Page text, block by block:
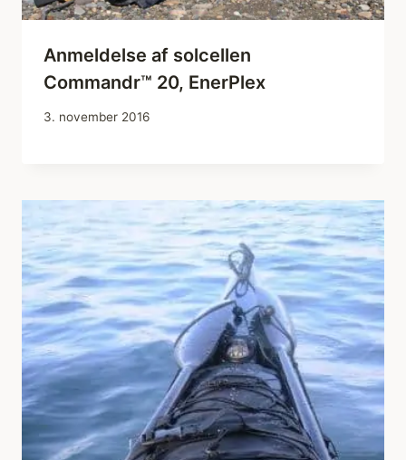
Anmeldelse af solcellen
Commandr™ 20, EnerPlex
3. november 2016